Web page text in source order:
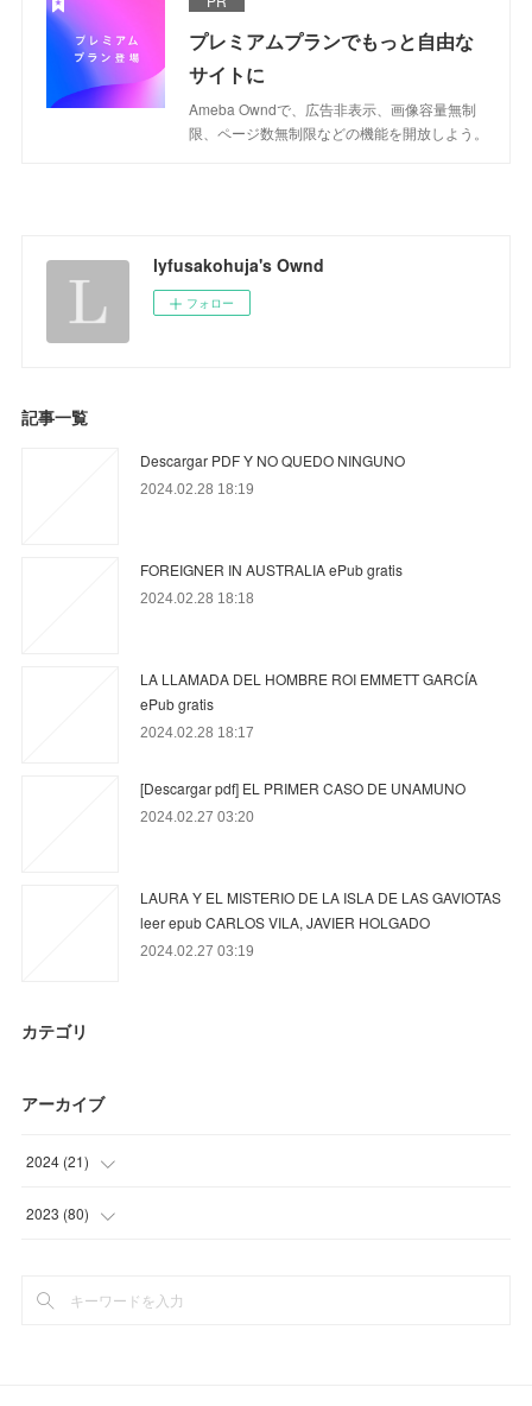
プレミアムプランでもっと自由な
サイトに
Ameba Owndで、広告非表示、画像容量無制
限、ページ数無制限などの機能を開放しよう。
lyfusakohuja's Ownd
フォロー
記事一覧
Descargar PDF Y NO QUEDO NINGUNO
2024.02.28 18:19
FOREIGNER IN AUSTRALIA ePub gratis
2024.02.28 18:18
LA LLAMADA DEL HOMBRE ROI EMMETT GARCÍA
ePub gratis
2024.02.28 18:17
[Descargar pdf] EL PRIMER CASO DE UNAMUNO
2024.02.27 03:20
LAURA Y EL MISTERIO DE LA ISLA DE LAS GAVIOTAS
leer epub CARLOS VILA, JAVIER HOLGADO
2024.02.27 03:19
カテゴリ
アーカイブ
2024 (21)
(9
2023 (80)
(